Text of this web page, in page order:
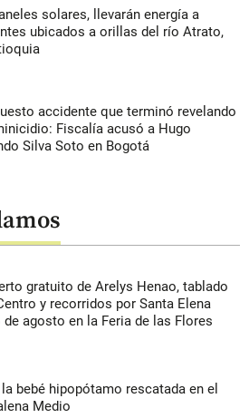
solares, llevarán energía a
ubicados a orillas del río Atrato,
accidente que terminó revelando
Fiscalía acusó a Hugo
Silva Soto en Bogotá
gratuito de Arelys Henao, tablado
y recorridos por Santa Elena
de agosto en la Feria de las Flores
bebé hipopótamo rescatada en el
Medio